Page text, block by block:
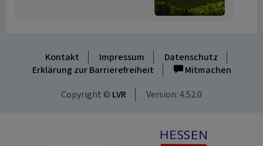
Kontakt Impressum
Datenschutz
Erklärung zur Barrierefreiheit
Mitmachen
Copyright © LVR Version: 4.52.0